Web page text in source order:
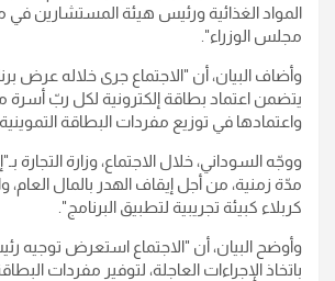
المواد الغذائية ورئيس هيئة المستشارين
مجلس الوزراء".
وأضاف البيان، أن "الاجتماع جرى خلاله عرض
يتضمن اعتماد بطاقة إلكترونية لكل ربّ أسرة
واعتمادها في توزيع مفردات البطاقة التموينية
ووجّه السوداني، خلال الاجتماع، وزارة التجارة
مدّة زمنية، من أجل إيقاف الهدر بالمال
كربلاء كبيئة تجريبية لتطبيق البرنامج".
وأوضح البيان، أن "الاجتماع استعرض توجيه
باتخاذ الإجراءات العاجلة، لتوفير مفردات